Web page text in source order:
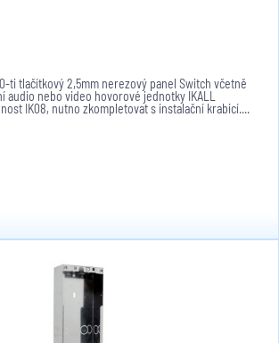
ti tlačítkový 2,5mm nerezový panel Switch včetně
audio nebo video hovorové jednotky IKALL
IK08, nutno zkompletovat s instalační krabicí....